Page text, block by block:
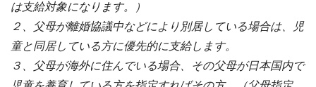
は支給対象になります。）
２、父母が離婚協議中などにより別居している場合は、児
童と同居している方に優先的に支給します。
３、父母が海外に住んでいる場合、その父母が日本国内で